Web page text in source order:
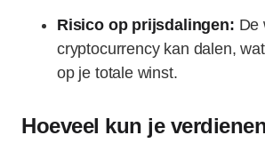
Risico op prijsdalingen: De
cryptocurrency kan dalen,
op je totale winst.
Hoeveel kun je